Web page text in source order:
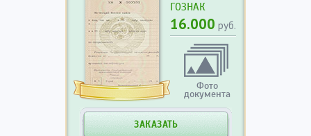
ГОЗНАК
16.000 руб.
Фото
документа
ЗАКАЗАТЬ